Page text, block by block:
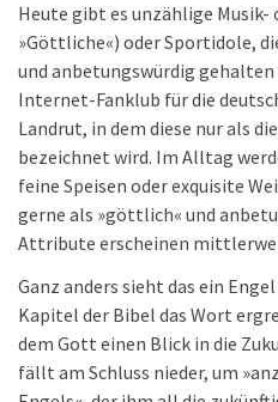
Heute gibt es unzählige
»Göttliche«) oder Sportidole,
und anbetungswürdig gehalten
Internet-Fanklub für die
Landrut, in dem diese nur als
bezeichnet wird. Im Alltag
feine Speisen oder exquisite
gerne als »göttlich« und
Attribute erscheinen
Ganz anders sieht das ein
Kapitel der Bibel das Wort
dem Gott einen Blick in die
fällt am Schluss nieder, um